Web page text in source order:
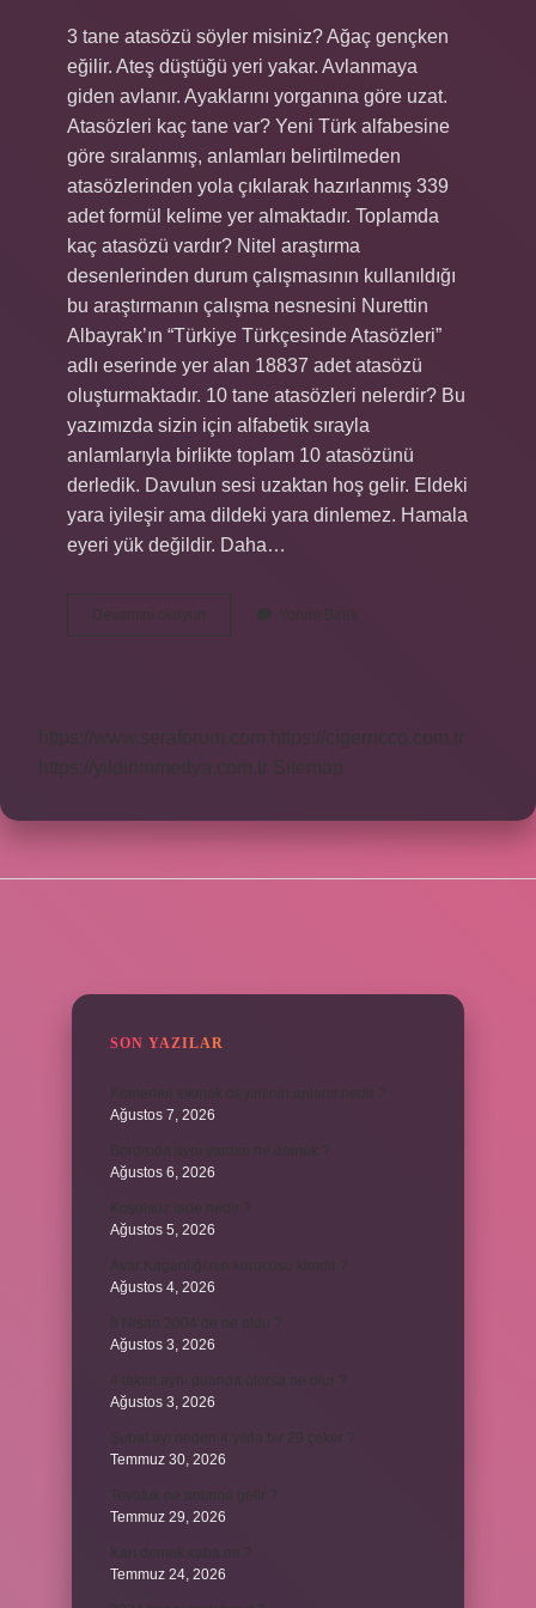
3 tane atasözü söyler misiniz? Ağaç gençken
eğilir. Ateş düştüğü yeri yakar. Avlanmaya
giden avlanır. Ayaklarını yorganına göre uzat.
Atasözleri kaç tane var? Yeni Türk alfabesine
göre sıralanmış, anlamları belirtilmeden
atasözlerinden yola çıkılarak hazırlanmış 339
adet formül kelime yer almaktadır. Toplamda
kaç atasözü vardır? Nitel araştırma
desenlerinden durum çalışmasının kullanıldığı
bu araştırmanın çalışma nesnesini Nurettin
Albayrak’ın “Türkiye Türkçesinde Atasözleri”
adlı eserinde yer alan 18837 adet atasözü
oluşturmaktadır. 10 tane atasözleri nelerdir? Bu
yazımızda sizin için alfabetik sırayla
anlamlarıyla birlikte toplam 10 atasözünü
derledik. Davulun sesi uzaktan hoş gelir. Eldeki
yara iyileşir ama dildeki yara dinlemez. Hamala
eyeri yük değildir. Daha…
Devamını okuyun
Tane
Yorum Bırak
https://www.seraforum.com
https://cigerricco.com.tr
https://yildirimmedya.com.tr Sitemap
SON YAZILAR
Ağustos 7, 2026
Ağustos 6, 2026
Ağustos 5, 2026
Ağustos 4, 2026
Ağustos 3, 2026
Ağustos 3, 2026
Temmuz 30, 2026
Temmuz 29, 2026
Temmuz 24, 2026